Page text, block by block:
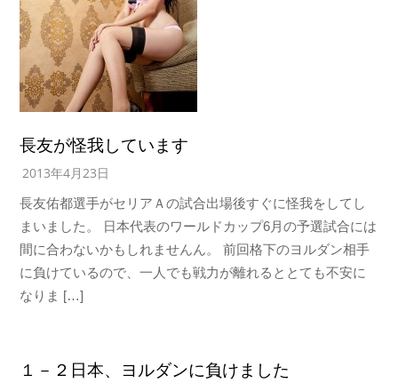
長友が怪我しています
2013年4月23日
長友佑都選手がセリアＡの試合出場後すぐに怪我をしてし
まいました。 日本代表のワールドカップ6月の予選試合には
間に合わないかもしれませんん。 前回格下のヨルダン相手
に負けているので、一人でも戦力が離れるととても不安に
なりま […]
１－２日本、ヨルダンに負けました